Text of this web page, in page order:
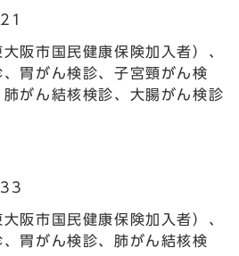
阪市国民健康保険加入者）、
胃がん検診、子宮頸がん検
がん結核検診、大腸がん検診
阪市国民健康保険加入者）、
胃がん検診、肺がん結核検